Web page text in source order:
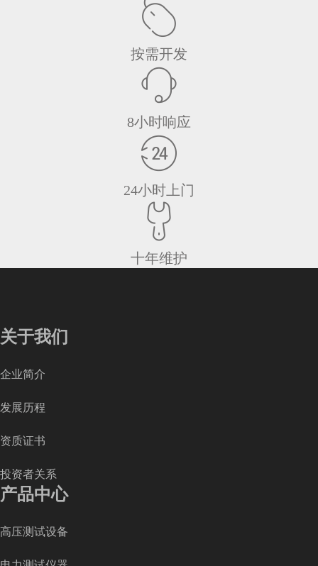
按需开发
8小时响应
24小时上门
十年维护
关于我们
企业简介
发展历程
资质证书
投资者关系
产品中心
高压测试设备